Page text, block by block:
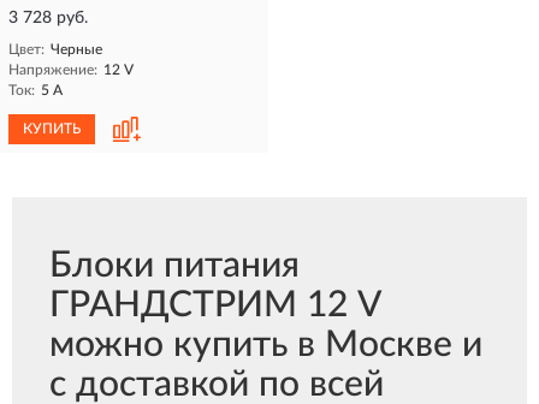
3 728 руб.
Цвет: Черные
Напряжение: 12 V
Ток: 5 A
КУПИТЬ
Блоки питания
ГРАНДСТРИМ 12 V
можно купить в Москве и
с доставкой по всей